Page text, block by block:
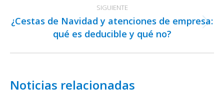
SIGUIENTE
Publicación
siguiente:
¿Cestas de Navidad y atenciones de empresa:
qué es deducible y qué no?
Noticias relacionadas